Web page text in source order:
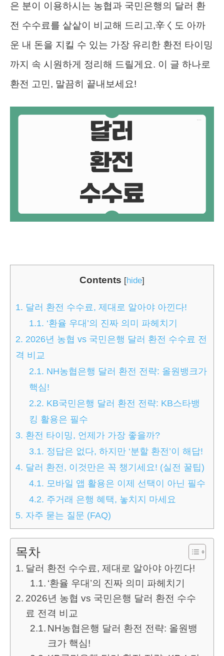
은 분이 이용하시는 농협과 국민은행의 달러 환
전 수수료를 샅샅이 비교해 드리고,辛く도 아까
운 내 돈을 지킬 수 있는 가장 유리한 환전 타이밍
까지 속 시원하게 정리해 드릴게요. 이 글 하나로
환전 고민, 말끔히 끝내보세요!
Contents [hide]
1. 달러 환전 수수료, 제대로 알아야 아낀다!
1.1. ‘환율 우대’의 진짜 의미 파헤치기
2. 2026년 농협 vs 국민은행 달러 환전 수수료 전
격 비교
2.1. NH농협은행 달러 환전 전략: 올원뱅크가
핵심!
2.2. KB국민은행 달러 환전 전략: KB스타뱅
킹 활용은 필수
3. 환전 타이밍, 언제가 가장 좋을까?
3.1. 정답은 없다, 하지만 ‘분할 환전’이 해답!
4. 달러 환전, 이것만은 꼭 챙기세요! (실전 꿀팁)
4.1. 모바일 앱 활용은 이제 선택이 아닌 필수
4.2. 주거래 은행 혜택, 놓치지 마세요
5. 자주 묻는 질문 (FAQ)
목차
달러 환전 수수료, 제대로 알아야 아낀다!
‘환율 우대’의 진짜 의미 파헤치기
2026년 농협 vs 국민은행 달러 환전 수수
료 전격 비교
NH농협은행 달러 환전 전략: 올원뱅
크가 핵심!